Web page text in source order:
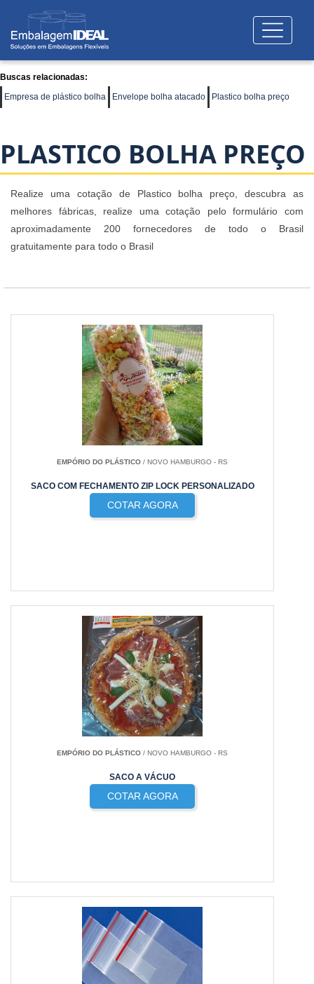
Buscas relacionadas:
Empresa de plástico bolha
Envelope bolha atacado Plastico bolha preço
PLASTICO BOLHA PREÇO
Realize uma cotação de Plastico bolha preço, descubra as
melhores fábricas, realize uma cotação pelo formulário com
aproximadamente 200 fornecedores de todo o Brasil
gratuitamente para todo o Brasil
EMPÓRIO DO PLÁSTICO / NOVO HAMBURGO - RS
SACO COM FECHAMENTO ZIP LOCK PERSONALIZADO
COTAR AGORA
EMPÓRIO DO PLÁSTICO / NOVO HAMBURGO - RS
SACO A VÁCUO
COTAR AGORA